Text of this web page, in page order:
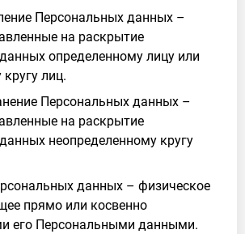
Персональных данных –
на раскрытие
определенному лицу или
лиц.
Персональных данных –
на раскрытие
неопределенному кругу
данных – физическое
прямо или косвенно
его Персональными данными.